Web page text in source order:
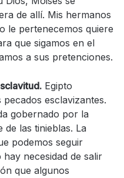
de allí. Mis hermanos
le pertenecemos quiere
que sigamos en el
a sus pretenciones.
Egipto
esclavizantes.
gobernado por la
las tinieblas. La
podemos seguir
necesidad de salir
que algunos